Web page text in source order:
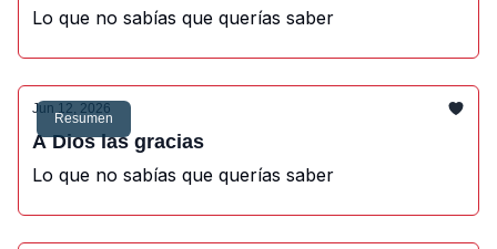
Lo que no sabías que querías saber
Resumen
Jun 12, 2026
A Dios las gracias
Lo que no sabías que querías saber